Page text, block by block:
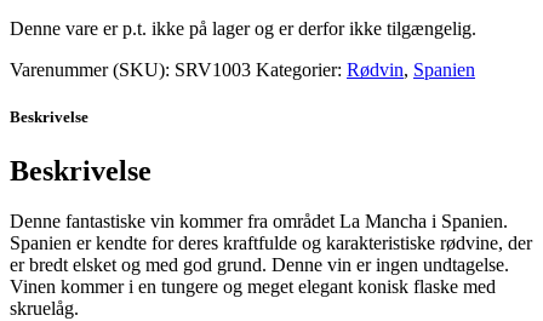
Denne vare er p.t. ikke på lager og er derfor ikke tilgængelig.
Varenummer (SKU): SRV1003 Kategorier: Rødvin, Spanien
Beskrivelse
Beskrivelse
Denne fantastiske vin kommer fra området La Mancha i Spanien.
Spanien er kendte for deres kraftfulde og karakteristiske rødvine, der
er bredt elsket og med god grund. Denne vin er ingen undtagelse.
Vinen kommer i en tungere og meget elegant konisk flaske med
skruelåg.